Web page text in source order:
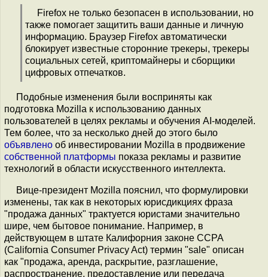
Firefox не только безопасен в использовании, но
также помогает защитить ваши данные и личную
информацию. Браузер Firefox автоматически
блокирует известные сторонние трекеры, трекеры
социальных сетей, криптомайнеры и сборщики
цифровых отпечатков.
Подобные изменения были восприняты как
подготовка Mozilla к использованию данных
пользователей в целях рекламы и обучения AI-моделей.
Тем более, что за несколько дней до этого было
объявлено об инвестировании Mozilla в продвижение
собственной платформы показа рекламы и развитие
технологий в области искусственного интеллекта.
Вице-президент Mozilla пояснил, что формулировки
изменены, так как в некоторых юрисдикциях фраза
"продажа данных" трактуется юристами значительно
шире, чем бытовое понимание. Например, в
действующем в штате Калифорния законе CCPA
(California Consumer Privacy Act) термин "sale" описан
как "продажа, аренда, раскрытие, разглашение,
распространение, предоставление или передача